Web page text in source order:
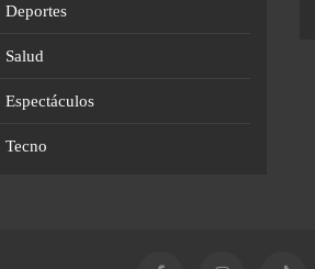
Deportes
Salud
Espectáculos
Tecno